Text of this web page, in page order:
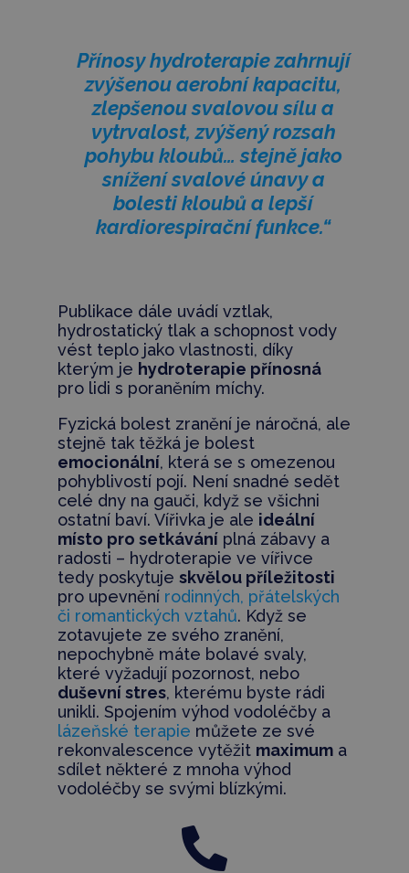
Přínosy hydroterapie zahrnují
zvýšenou aerobní kapacitu,
zlepšenou svalovou sílu a
vytrvalost, zvýšený rozsah
pohybu kloubů… stejně jako
snížení svalové únavy a
bolesti kloubů a lepší
kardiorespirační funkce.“
Publikace dále uvádí vztlak,
hydrostatický tlak a schopnost vody
vést teplo jako vlastnosti, díky
kterým je hydroterapie přínosná
pro lidi s poraněním míchy.
Fyzická bolest zranění je náročná, ale
stejně tak těžká je bolest
emocionální, která se s omezenou
pohyblivostí pojí. Není snadné sedět
celé dny na gauči, když se všichni
ostatní baví. Vířivka je ale ideální
místo pro setkáváníplná zábavy a
radosti – hydroterapie ve vířivce
tedy poskytuje skvělou příležitosti
pro upevnění rodinných, přátelských
či romantických vztahů. Když se
zotavujete ze svého zranění,
nepochybně máte bolavé svaly,
které vyžadují pozornost, nebo
duševní stres, kterému byste rádi
unikli. Spojením výhod vodoléčby a
lázeňské terapie můžete ze své
rekonvalescence vytěžit maximuma
sdílet některé z mnoha výhod
vodoléčby se svými blízkými.
